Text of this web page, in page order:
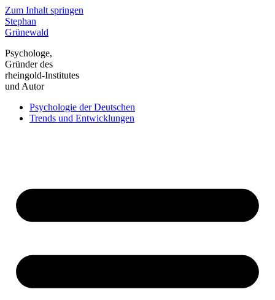
Zum Inhalt springen
Stephan
Grünewald
Psychologe,
Gründer des
rheingold-Institutes
und Autor
Psychologie der Deutschen
Trends und Entwicklungen